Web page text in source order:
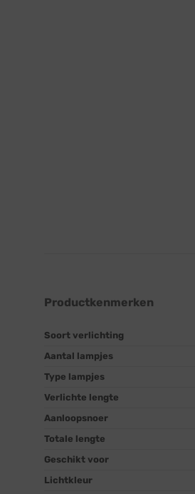
Productkenmerken
Soort verlichting
Aantal lampjes
Type lampjes
Verlichte lengte
Aanloopsnoer
Totale lengte
Geschikt voor
Lichtkleur